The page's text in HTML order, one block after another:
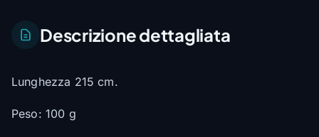
Descrizione dettagliata
Lunghezza 215 cm.
Peso: 100 g